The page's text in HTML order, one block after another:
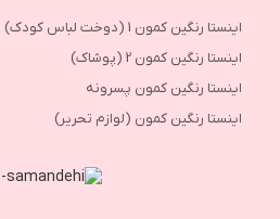
اینستا رنگین کمون 1 (دوخت لباس کودک)
اینستا رنگین کمون 2 (پوشاک)
اینستا رنگین کمون پسرونه
اینستا رنگین کمون (لوازم تحریر)